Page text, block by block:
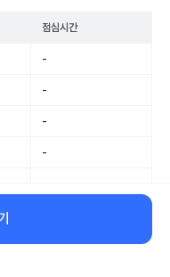
점심시간
-
-
-
-
-